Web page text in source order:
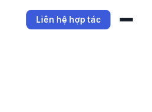
Liên hệ hợp tác